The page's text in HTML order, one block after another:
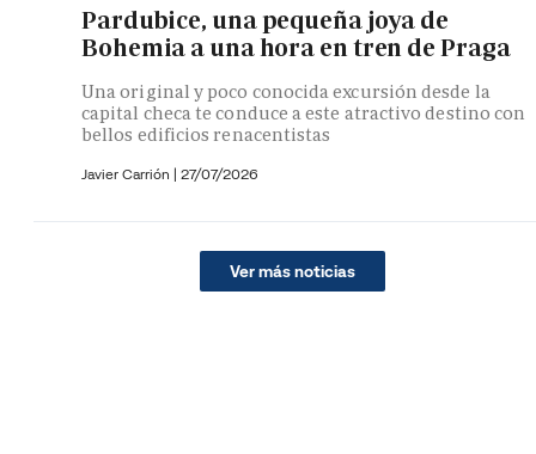
Pardubice, una pequeña joya de
Bohemia a una hora en tren de Praga
Una original y poco conocida excursión desde la
capital checa te conduce a este atractivo destino con
bellos edificios renacentistas
Javier Carrión | 27/07/2026
Ver más noticias